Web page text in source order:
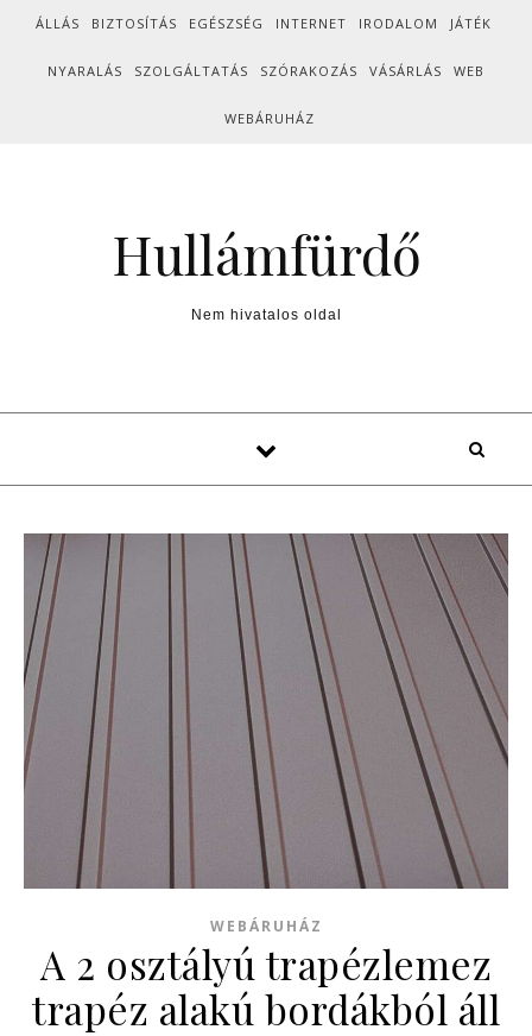
Skip to content
ÁLLÁS BIZTOSÍTÁS EGÉSZSÉG INTERNET IRODALOM JÁTÉK
NYARALÁS SZOLGÁLTATÁS SZÓRAKOZÁS VÁSÁRLÁS WEB
WEBÁRUHÁZ
Hullámfürdő
Nem hivatalos oldal
WEBÁRUHÁZ
A 2 osztályú trapézlemez
trapéz alakú bordákból áll